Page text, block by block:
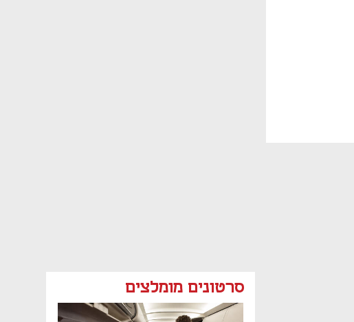
סרטונים מומלצים